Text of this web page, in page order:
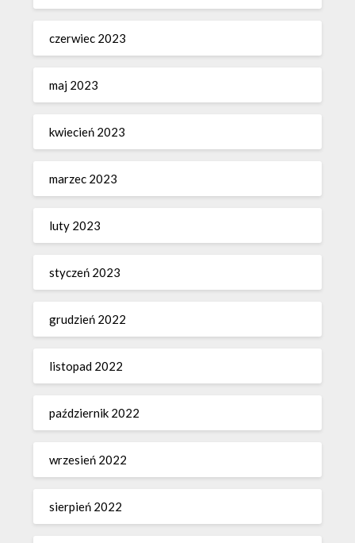
czerwiec 2023
maj 2023
kwiecień 2023
marzec 2023
luty 2023
styczeń 2023
grudzień 2022
listopad 2022
październik 2022
wrzesień 2022
sierpień 2022